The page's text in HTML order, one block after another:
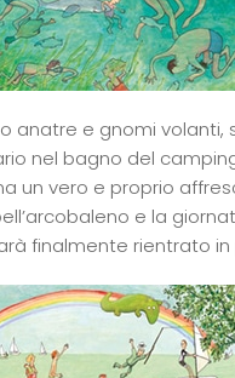
anatre e gnomi
nel bagno del
un vero e proprio
e la
finalmente rientrato